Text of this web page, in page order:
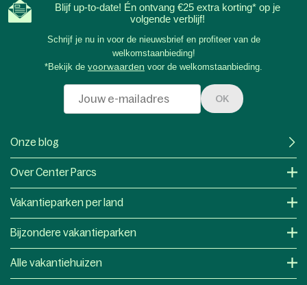
Blijf up-to-date! Én ontvang €25 extra korting* op je
volgende verblijf!
Schrijf je nu in voor de nieuwsbrief en profiteer van de
welkomstaanbieding!
*Bekijk de voorwaarden voor de welkomstaanbieding.
OK
Onze blog
Over Center Parcs
Vakantieparken per land
Bijzondere vakantieparken
Alle vakantiehuizen